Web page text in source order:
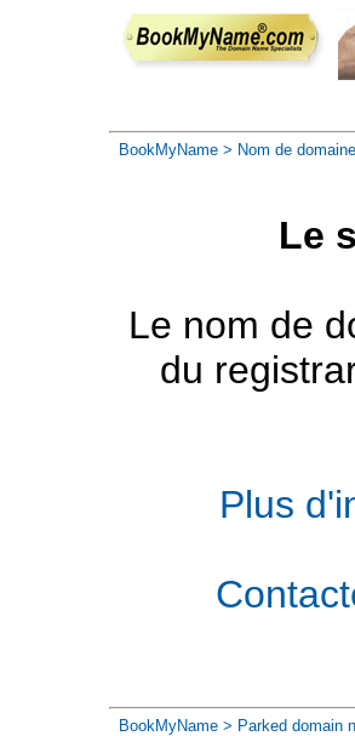
BookMyName > Nom de
Le
Le nom de
du
Plus
BookMyName > Parked domain